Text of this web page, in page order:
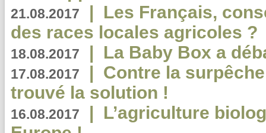
21.08.2017 | Les Français,
des races locales agricoles ?
18.08.2017 | La Baby Box a
17.08.2017 | Contre la
trouvé la solution !
16.08.2017 | L’agriculture